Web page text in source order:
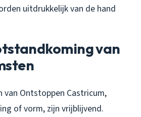
uitdrukkelijk van de hand
van
van Ontstoppen Castricum,
of vorm, zijn vrijblijvend.